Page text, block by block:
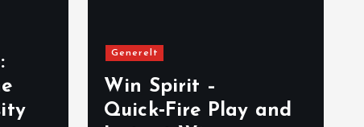
Generelt
Win Spirit –
Quick‑Fire Play and